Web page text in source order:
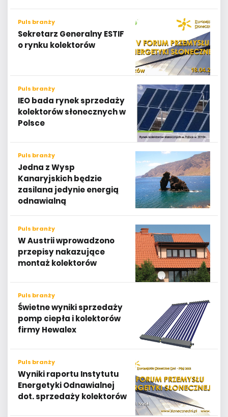
Puls branży
Sekretarz Generalny ESTIF
o rynku kolektorów
Puls branży
IEO bada rynek sprzedaży
kolektorów słonecznych w
Polsce
Puls branży
Jedna z Wysp
Kanaryjskich będzie
zasilana jedynie energią
odnawialną
Puls branży
W Austrii wprowadzono
przepisy nakazujące
montaż kolektorów
Puls branży
Świetne wyniki sprzedaży
pomp ciepła i kolektorów
firmy Hewalex
Puls branży
Wyniki raportu Instytutu
Energetyki Odnawialnej
dot. sprzedaży kolektorów